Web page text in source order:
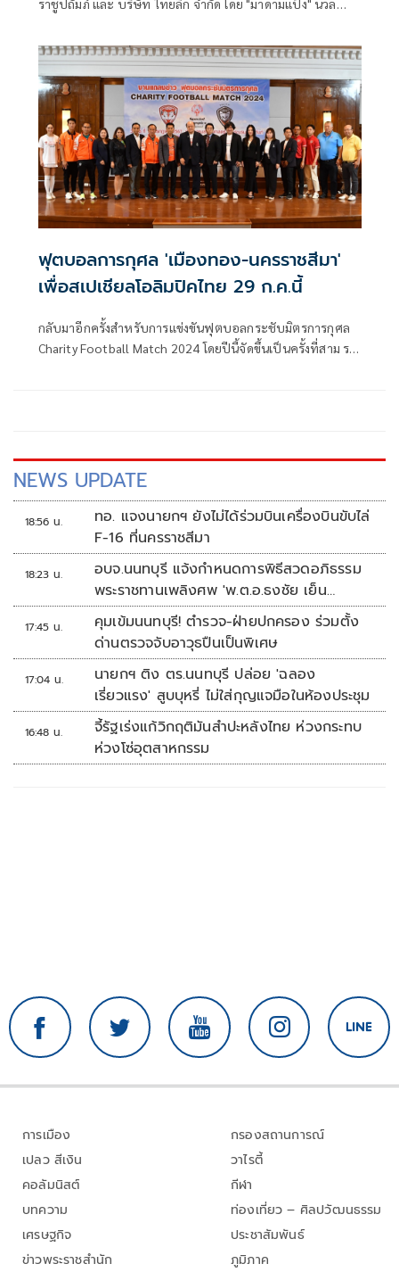
ราชูปถัมภ์ และ บริษัท ไทยลีก จำกัด โดย "มาดามแป้ง" นวล
บริษัท ไทยลีก จำกัด มีนโยบาย ที่จะนำเทคโนโลยี VAR Light มา
ใช้ในการแข่งขันฟุตบอล (เมืองไทย ลีก) ไทยลีก 2 เลก 2 ฤดูกาล
2024/25
ฟุตบอลการกุศล 'เมืองทอง-นครราชสีมา'
เพื่อสเปเชียลโอลิมปิคไทย 29 ก.ค.นี้
กลับมาอีกครั้งสำหรับการแข่งขันฟุตบอลกระชับมิตรการกุศล
Charity Football Match 2024 โดยปีนี้จัดขึ้นเป็นครั้งที่สาม ระ
ทีมชาติไทย
NEWS UPDATE
18:56 น.
ทอ. แจงนายกฯ ยังไม่ได้ร่วมบินเครื่องบินขับไล่
F-16 ที่นครราชสีมา
18:23 น.
อบจ.นนทบุรี แจ้งกำหนดการพิธีสวดอภิธรรม
พระราชทานเพลิงศพ 'พ.ต.อ.ธงชัย เย็น
ประเสริฐ'
17:45 น.
คุมเข้มนนทบุรี! ตำรวจ-ฝ่ายปกครอง ร่วมตั้ง
ด่านตรวจจับอาวุธปืนเป็นพิเศษ
17:04 น.
นายกฯ ติง ตร.นนทบุรี ปล่อย 'ฉลอง
เรี่ยวแรง' สูบบุหรี่ ไม่ใส่กุญแจมือในห้องประชุม
16:48 น.
จี้รัฐเร่งแก้วิกฤติมันสำปะหลังไทย ห่วงกระทบ
ห่วงโซ่อุตสาหกรรม
การเมือง
เปลว สีเงิน
คอลัมนิสต์
บทความ
เศรษฐกิจ
ข่าวพระราชสำนัก
กรองสถานการณ์
วาไรตี้
กีฬา
ท่องเที่ยว – ศิลปวัฒนธรรม
ประชาสัมพันธ์
ภูมิภาค